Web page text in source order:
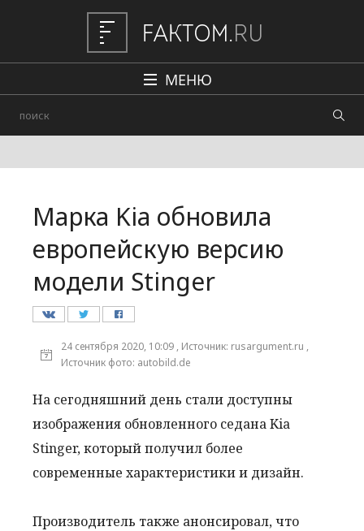
МЕНЮ
Авто
Происшествия
Редакция
Марка Kia обновила
европейскую версию
модели Stinger
24 сентября 2020, 10:09 , Источник: rusargument.ru ,
Источник фото: autobild.de
На сегодняшний день стали доступны
изображения обновленного седана Kia
Stinger, который получил более
современные характеристики и дизайн.
Производитель также анонсировал, что